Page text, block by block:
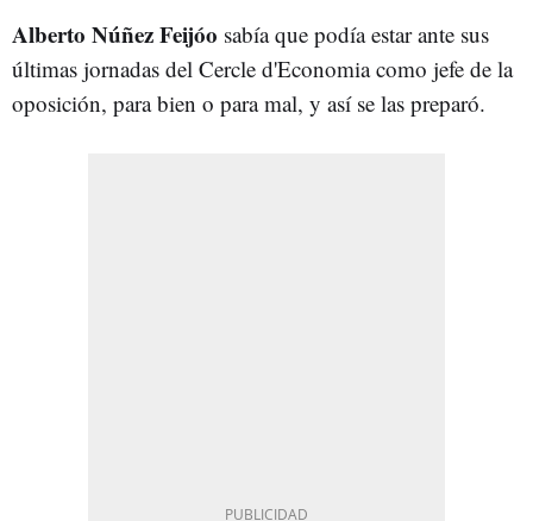
Alberto Núñez Feijóo sabía que podía estar ante sus
últimas jornadas del Cercle d'Economia como jefe de la
oposición, para bien o para mal, y así se las preparó.